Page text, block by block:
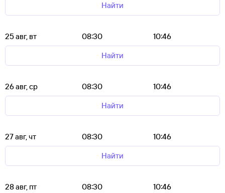
Найти
25 авг, вт 08:30
10:46
Найти
26 авг, ср 08:30
10:46
Найти
27 авг, чт 08:30
10:46
Найти
28 авг, пт 08:30 10:46